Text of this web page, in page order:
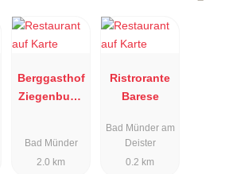
Berggasthof
Ziegenbuch
Bad Münder
2.0 km
Ristrorante
Barese
Bad Münder am
Deister
0.2 km